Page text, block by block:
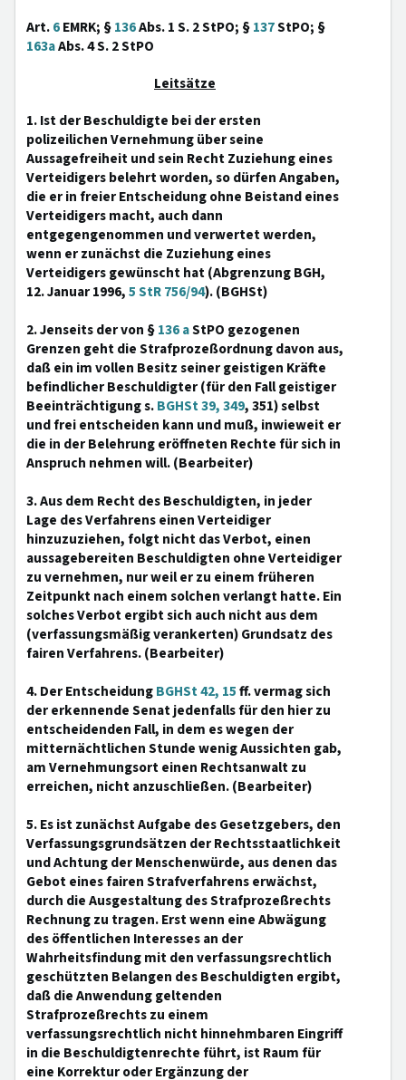
Art.6EMRK; §136Abs. 1 S. 2 StPO; §137StPO; §
163aAbs. 4 S. 2 StPO
Leitsätze
1. Ist der Beschuldigte bei der ersten
polizeilichen Vernehmung über seine
Aussagefreiheit und sein Recht Zuziehung eines
Verteidigers belehrt worden, so dürfen Angaben,
die er in freier Entscheidung ohne Beistand eines
Verteidigers macht, auch dann
entgegengenommen und verwertet werden,
wenn er zunächst die Zuziehung eines
Verteidigers gewünscht hat (Abgrenzung BGH,
12. Januar 1996,5 StR 756/94). (BGHSt)
2. Jenseits der von §136 aStPO gezogenen
Grenzen geht die Strafprozeßordnung davon aus,
daß ein im vollen Besitz seiner geistigen Kräfte
befindlicher Beschuldigter (für den Fall geistiger
Beeinträchtigung s.BGHSt 39, 349, 351) selbst
und frei entscheiden kann und muß, inwieweit er
die in der Belehrung eröffneten Rechte für sich in
Anspruch nehmen will. (Bearbeiter)
3. Aus dem Recht des Beschuldigten, in jeder
Lage des Verfahrens einen Verteidiger
hinzuzuziehen, folgt nicht das Verbot, einen
aussagebereiten Beschuldigten ohne Verteidiger
zu vernehmen, nur weil er zu einem früheren
Zeitpunkt nach einem solchen verlangt hatte. Ein
solches Verbot ergibt sich auch nicht aus dem
(verfassungsmäßig verankerten) Grundsatz des
fairen Verfahrens. (Bearbeiter)
4. Der EntscheidungBGHSt 42, 15ff. vermag sich
der erkennende Senat jedenfalls für den hier zu
entscheidenden Fall, in dem es wegen der
mitternächtlichen Stunde wenig Aussichten gab,
am Vernehmungsort einen Rechtsanwalt zu
erreichen, nicht anzuschließen. (Bearbeiter)
5. Es ist zunächst Aufgabe des Gesetzgebers, den
Verfassungsgrundsätzen der Rechtsstaatlichkeit
und Achtung der Menschenwürde, aus denen das
Gebot eines fairen Strafverfahrens erwächst,
durch die Ausgestaltung des Strafprozeßrechts
Rechnung zu tragen. Erst wenn eine Abwägung
des öffentlichen Interesses an der
Wahrheitsfindung mit den verfassungsrechtlich
geschützten Belangen des Beschuldigten ergibt,
daß die Anwendung geltenden
Strafprozeßrechts zu einem
verfassungsrechtlich nicht hinnehmbaren Eingriff
in die Beschuldigtenrechte führt, ist Raum für
eine Korrektur oder Ergänzung der